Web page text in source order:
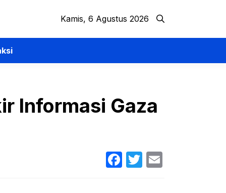
Kamis, 6 Agustus 2026
Informasi Gaza
Facebook
Twitter